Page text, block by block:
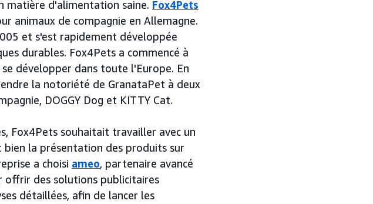
matière d'alimentation saine. Fox4Pets
animaux de compagnie en Allemagne.
et s'est rapidement développée
durables. Fox4Pets a commencé à
développer dans toute l'Europe. En
la notoriété de GranataPet à deux
DOGGY Dog et KITTY Cat.
Fox4Pets souhaitait travailler avec un
la présentation des produits sur
a choisi ameo, partenaire avancé
offrir des solutions publicitaires
détaillées, afin de lancer les